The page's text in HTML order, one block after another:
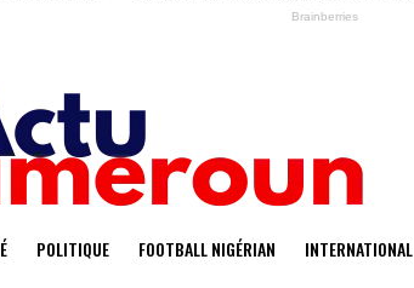
POLITIQUE FOOTBALL NIGÉRIAN INTERNATIONAL